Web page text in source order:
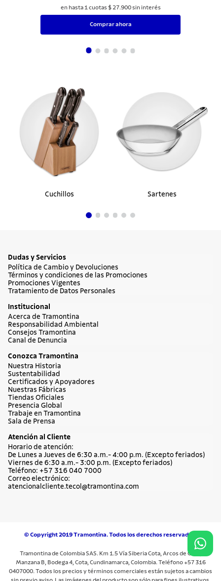
en hasta 1 cuotas $ 27.900sin interés
Comprar ahora
Cuchillos Sartenes
Dudas y Servicios
Política de Cambio y Devoluciones
Términos y condiciones de las Promociones
Promociones Vigentes
Tratamiento de Datos Personales
Institucional
Acerca de Tramontina
Responsabilidad Ambiental
Consejos Tramontina
Canal de Denuncia
Conozca Tramontina
Nuestra Historia
Sustentabilidad
Certificados y Apoyadores
Nuestras Fábricas
Tiendas Oficiales
Presencia Global
Trabaje en Tramontina
Sala de Prensa
Atención al Cliente
Horario de atención:
De Lunes a Jueves de 6:30 a.m.- 4:00 p.m. (Excepto feriados)
Viernes de 6:30 a.m.- 3:00 p.m. (Excepto feriados)
Teléfono: +57 316 040 7000
Correo electrónico:
atencionalcliente.tecol@tramontina.com
© Copyright 2019 Tramontina. Todos los derechos reservados.
Tramontina de Colombia SAS. Km 1.5 Vía Siberia Cota, Arcos de Cota,
Manzana B, Bodega 4, Cota, Cundinamarca, Colombia. Teléfono +57 316
0407000. Todos los precios y términos comerciales están sujetos a cambios